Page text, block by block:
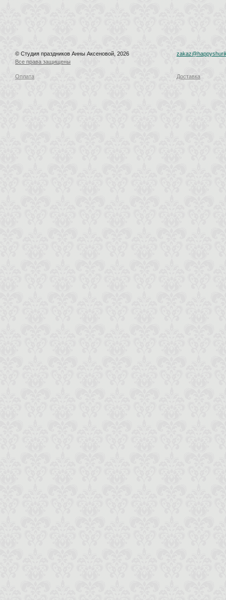
© Студия праздников Анны Аксеновой, 2026
Все права защищены
Оплата Доставка